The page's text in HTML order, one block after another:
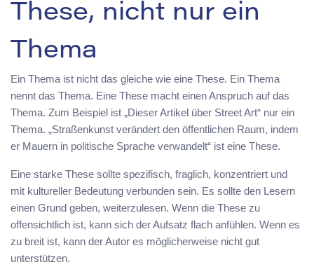
These, nicht nur ein
Thema
Ein Thema ist nicht das gleiche wie eine These. Ein Thema
nennt das Thema. Eine These macht einen Anspruch auf das
Thema. Zum Beispiel ist „Dieser Artikel über Street Art“ nur ein
Thema. „Straßenkunst verändert den öffentlichen Raum, indem
er Mauern in politische Sprache verwandelt“ ist eine These.
Eine starke These sollte spezifisch, fraglich, konzentriert und
mit kultureller Bedeutung verbunden sein. Es sollte den Lesern
einen Grund geben, weiterzulesen. Wenn die These zu
offensichtlich ist, kann sich der Aufsatz flach anfühlen. Wenn es
zu breit ist, kann der Autor es möglicherweise nicht gut
unterstützen.